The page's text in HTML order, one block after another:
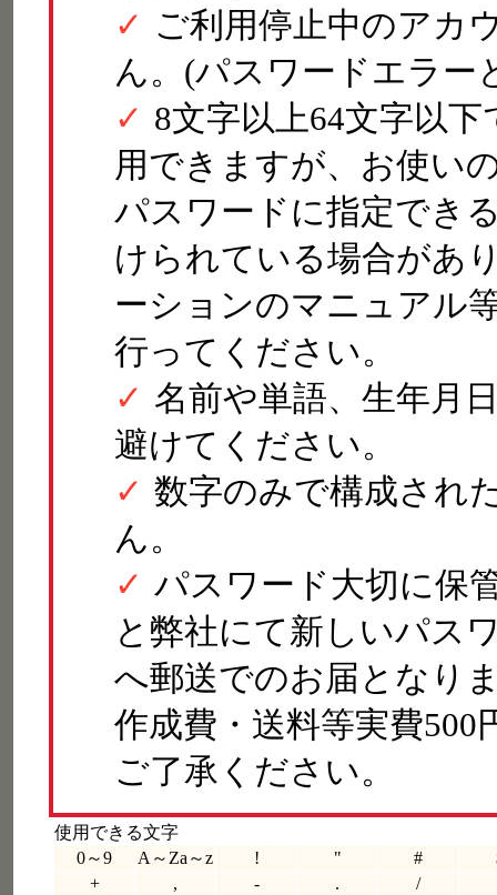
ご利用停止中のアカ
ん。(パスワードエラー
8文字以上64文字以
用できますが、お使い
パスワードに指定でき
けられている場合があ
ーションのマニュアル
行ってください。
名前や単語、生年月
避けてください。
数字のみで構成され
ん。
パスワード大切に保
と弊社にて新しいパス
へ郵送でのお届となり
作成費・送料等実費
ご了承ください。
使用できる文字
0～9
A～Za～z ! " #
+
, - .
/